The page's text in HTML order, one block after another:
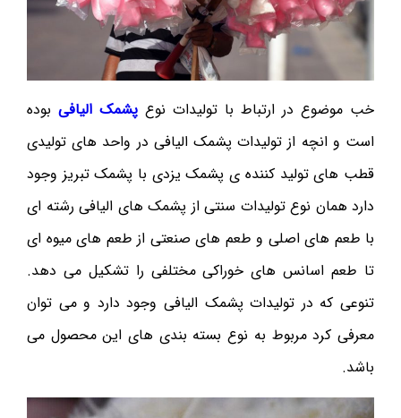
خب موضوع در ارتباط با تولیدات نوع پشمک الیافی بوده
است و انچه از تولیدات پشمک الیافی در واحد های تولیدی
قطب های تولید کننده ی پشمک یزدی با پشمک تبریز وجود
دارد همان نوع تولیدات سنتی از پشمک های الیافی رشته ای
با طعم های اصلی و طعم های صنعتی از طعم های میوه ای
تا طعم اسانس های خوراکی مختلفی را تشکیل می دهد.
تنوعی که در تولیدات پشمک الیافی وجود دارد و می توان
معرفی کرد مربوط به نوع بسته بندی های این محصول می
باشد.